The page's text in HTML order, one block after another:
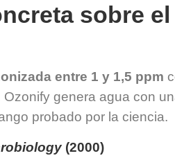
sobre
entre 1 y 1,5 ppm
Ozonify genera agua con
probado por la ciencia.
(2000)